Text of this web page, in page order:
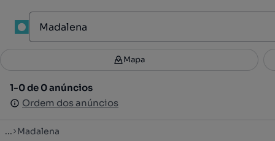
Filtros 3
1-0 de 0 anúncios
Ordem dos anúncios
Mapa
1-0 de 0 anúncios
Ordem dos anúncios
... Madalena